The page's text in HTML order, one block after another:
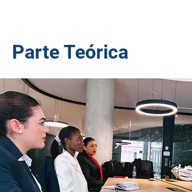
Parte Teórica
Parte Teórica